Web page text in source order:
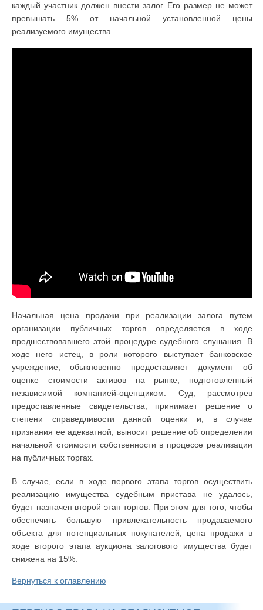
каждый участник должен внести залог. Его размер не может
превышать 5% от начальной установленной цены
реализуемого имущества.
Начальная цена продажи при реализации залога путем
организации публичных торгов определяется в ходе
предшествовавшего этой процедуре судебного слушания. В
ходе него истец, в роли которого выступает банковское
учреждение, обыкновенно предоставляет документ об
оценке стоимости активов на рынке, подготовленный
независимой компанией-оценщиком. Суд, рассмотрев
предоставленные свидетельства, принимает решение о
степени справедливости данной оценки и, в случае
признания ее адекватной, выносит решение об определении
начальной стоимости собственности в процессе реализации
на публичных торгах.
В случае, если в ходе первого этапа торгов осуществить
реализацию имущества судебным пристава не удалось,
будет назначен второй этап торгов. При этом для того, чтобы
обеспечить большую привлекательность продаваемого
объекта для потенциальных покупателей, цена продажи в
ходе второго этапа аукциона залогового имущества будет
снижена на 15%.
Вернуться к оглавлению